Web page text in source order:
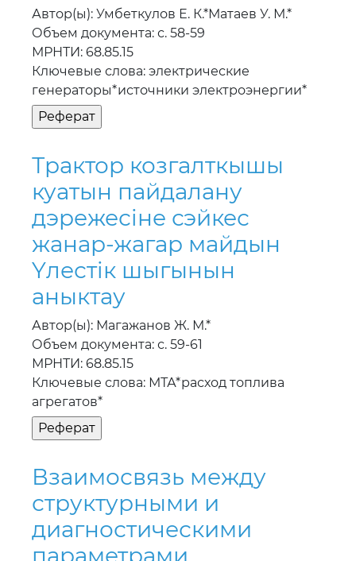
Автор(ы): Умбеткулов Е. К.*Матаев У. М.*
Объем документа: с. 58-59
МРНТИ: 68.85.15
Ключевые слова: электрические
генераторы*источники электроэнергии*
Трактор козгалткышы
куатын пайдалану
дэрежесiне сэйкес
жанар-жагар майдын
Yлестiк шыгынын
аныктау
Автор(ы): Магажанов Ж. М.*
Объем документа: с. 59-61
МРНТИ: 68.85.15
Ключевые слова: МТА*расход топлива
агрегатов*
Взаимосвязь между
структурными и
диагностическими